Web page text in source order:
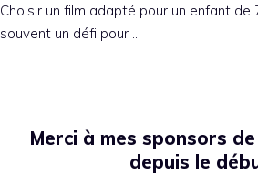
Choisir un film adapté pour un enfant de
souvent un défi pour …
Merci à mes sponsors
depuis le